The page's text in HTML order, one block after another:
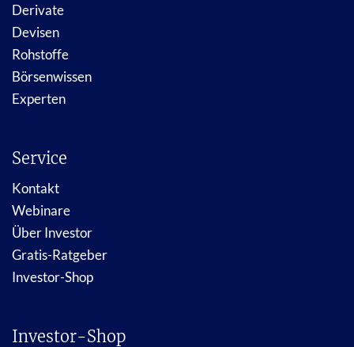
Derivate
Devisen
Rohstoffe
Börsenwissen
Experten
Service
Kontakt
Webinare
Über Investor
Gratis-Ratgeber
Investor-Shop
Investor-Shop